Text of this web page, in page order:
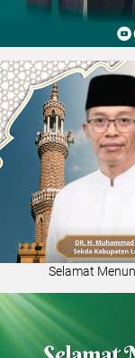
Selamat